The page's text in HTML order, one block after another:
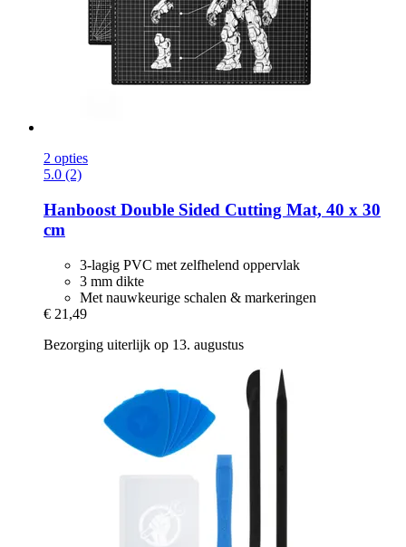
2 opties
5.0 (2)
Hanboost Double Sided Cutting Mat, 40 x 30
cm
3-lagig PVC met zelfhelend oppervlak
3 mm dikte
Met nauwkeurige schalen & markeringen
€ 21,49
Bezorging uiterlijk op 13. augustus